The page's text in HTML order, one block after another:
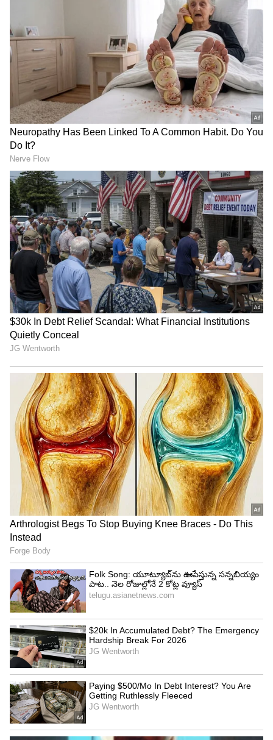
Related Articles
Kumbh Mela Monalisa: చంపేస్తామంటున్నారు
కాపాడండి ప్లీజ్.. కుంభమేళా మోనాలిసా కన్నీళ్లు
Building Home: పిల్లల కోసం ఇల్లు కట్టి మీ జీవితాన్ని
నాశనం చేసుకోకండి.. తల్లిదండ్రులకు వ్యాపారవేత్త
సలహా
4
Image Credit : Getty
నెగెటివ్ ఎనర్జీ ప్రవేశం
వాస్తు శాస్త్రం ప్రకారం చెబుతున్న ప్రకారం బూట్లు, చెప్పులతో
రాహు, కేతువుల ప్రభావం ఎక్కువగా ఉంటుంది. చెప్పుల వల్ల
నెగెటివ్ ఎనర్జీ వంటగదిలోకి చేరే అవకాశం ఉంది. ఆ నెగిటివ్
ఎనర్జీ చెప్పులు వేసుకుని వంట చేసిన ఆహారం ద్వారా
కుటుంబ సభ్యులకు వ్యాపిస్తుంది. దీనివల్ల అనారోగ్యాలు
వస్తాయి. అలాగే ఇంట్లో అనవసర గొడవలు, ధన నష్టం
వంటివి జరిగే అవకాశం ఉంది.
వాస్తు, మతపరమైన కోణంలోనే కాదు ఈ విషయాన్ని సైన్సు
పరంగా కూడా చూసినా కూడా ఈ అలవాటు చాలా
హానికరం. మనం బయట తిరిగే చెప్పులతో పాటు
సూక్ష్మక్రిములను, బ్యాక్టీరియాను ఇంట్లోకి వస్తాయి. అవే
చెప్పులను వంటగదిలో వాడితే ఆ బ్యాక్టిరియా, వైరస్ మన
ఆహారంలో చేరే అవకాశం ఉంది దీనివల్ల కుటుంబ సభ్యుల
ఆరోగ్యం దెబ్బతినవచ్చు.